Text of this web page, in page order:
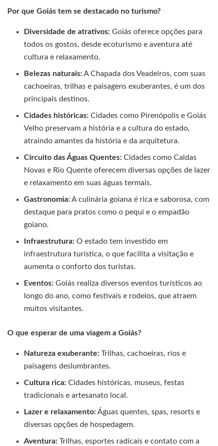
Por que Goiás tem se destacado no turismo?
Diversidade de atrativos: Goiás oferece opções para
todos os gostos, desde ecoturismo e aventura até
cultura e relaxamento.
Belezas naturais:A Chapada dos Veadeiros, com suas
cachoeiras, trilhas e paisagens exuberantes, é um dos
principais destinos.
Cidades históricas: Cidades como Pirenópolis e Goiás
Velho preservam a história e a cultura do estado,
atraindo amantes da história e da arquitetura.
Circuito das Águas Quentes: Cidades como Caldas
Novas e Rio Quente oferecem diversas opções de lazer
e relaxamento em suas águas termais.
Gastronomia:A culinária goiana é rica e saborosa, com
destaque para pratos como o pequi e o empadão
goiano.
Infraestrutura: O estado tem investido em
infraestrutura turística, o que facilita a visitação e
aumenta o conforto dos turistas.
Eventos: Goiás realiza diversos eventos turísticos ao
longo do ano, como festivais e rodeios, que atraem
muitos visitantes.
O que esperar de uma viagem a Goiás?
Natureza exuberante: Trilhas, cachoeiras, rios e
paisagens deslumbrantes.
Cultura rica: Cidades históricas, museus, festas
tradicionais e artesanato local.
Lazer e relaxamento:Águas quentes, spas, resorts e
diversas opções de hospedagem.
Aventura: Trilhas, esportes radicais e contato com a